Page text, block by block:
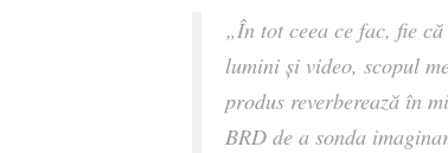
„În tot ceea ce fac, fie
lumini și video, scopul
produs reverberează în
BRD de a sonda